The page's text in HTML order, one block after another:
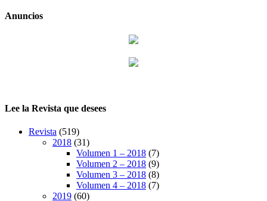
Anuncios
Lee la Revista que desees
Revista (519)
2018 (31)
Volumen 1 – 2018 (7)
Volumen 2 – 2018 (9)
Volumen 3 – 2018 (8)
Volumen 4 – 2018 (7)
2019 (60)